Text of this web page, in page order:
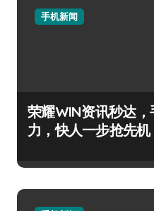
手机新闻
荣耀WIN资讯秒达
力，快人一步抢先机